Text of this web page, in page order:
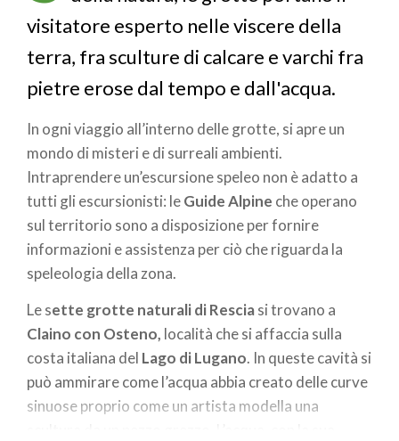
visitatore esperto nelle viscere della
terra, fra sculture di calcare e varchi fra
pietre erose dal tempo e dall'acqua.
In ogni viaggio all’interno delle grotte, si apre un
mondo di misteri e di surreali ambienti.
Intraprendere un’escursione speleo non è adatto a
tutti gli escursionisti: leGuideAlpine che operano
sul territorio sono a disposizione per fornire
informazioni e assistenza per ciò che riguarda la
speleologia della zona.
Le sette grotte naturali di Resciasi trovano a
Claino con Osteno, località che si affaccia sulla
costa italiana del Lago di Lugano. In queste cavità si
può ammirare come l’acqua abbia creato delle curve
sinuose proprio come un artista modella una